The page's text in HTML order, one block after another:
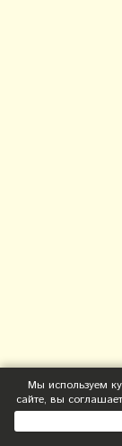
Мы используем
сайте, вы